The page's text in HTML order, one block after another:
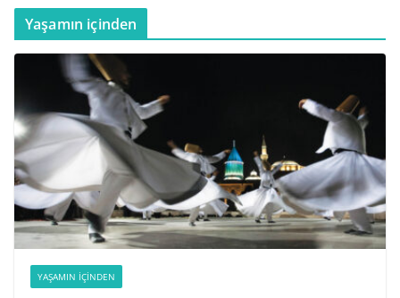
Yaşamın içinden
YAŞAMIN İÇINDEN